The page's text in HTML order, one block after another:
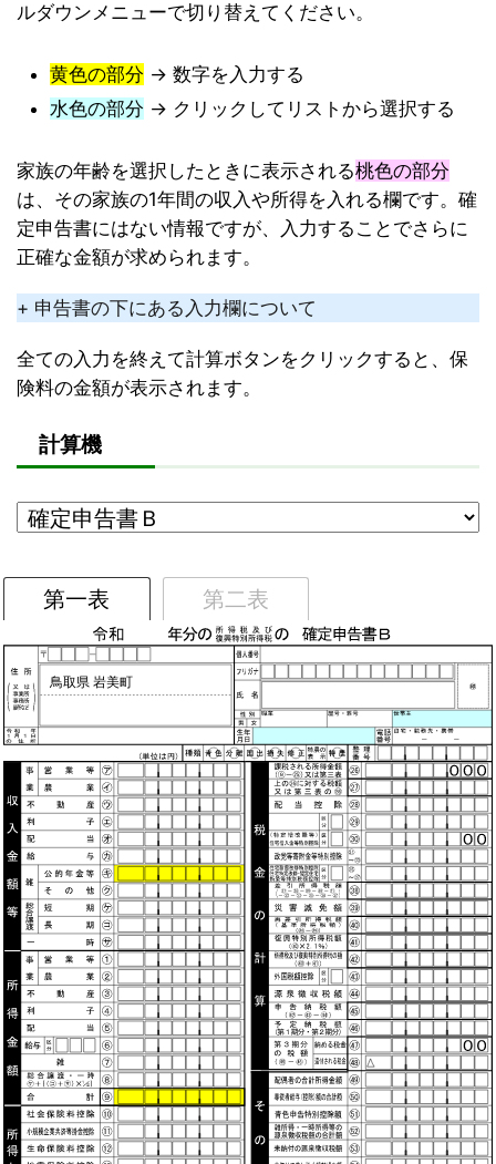
ルダウンメニューで切り替えてください。
黄色の部分 → 数字を入力する
水色の部分 → クリックしてリストから選択する
家族の年齢を選択したときに表示される桃色の部分
は、その家族の1年間の収入や所得を入れる欄です。確
定申告書にはない情報ですが、入力することでさらに
正確な金額が求められます。
+ 申告書の下にある入力欄について
全ての入力を終えて計算ボタンをクリックすると、保
険料の金額が表示されます。
計算機